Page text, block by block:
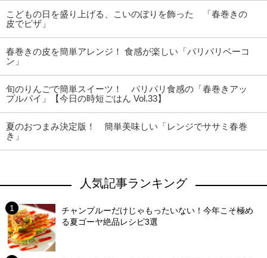
こどもの日を盛り上げる、こいのぼりを飾った 「春巻きの
皮でピザ」
春巻きの皮を簡単アレンジ！ 食感が楽しい「パリパリベーコ
ン」
旬のりんごで簡単スイーツ！ パリパリ食感の「春巻きアッ
プルパイ」【今日の時短ごはん Vol.33】
夏のおつまみ決定版！ 簡単美味しい「レンジでササミ春巻
き」
人気記事ランキング
チャンプルーだけじゃもったいない！今年こそ極め
る夏ゴーヤ絶品レシピ3選